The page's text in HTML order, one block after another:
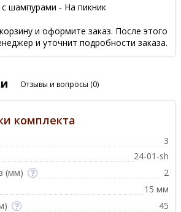
шампурами - На пикник
и оформите заказ. После этого
и уточнит подробности заказа.
Отзывы и вопросы (0)
комплекта
3
24-01-sh
(мм)
2
15 мм
45